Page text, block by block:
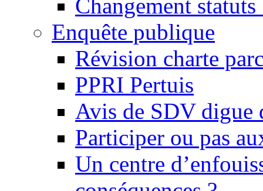
Changement
Enquête publique
Révision charte
PPRI Pertuis
Avis de SDV digue
Participer ou pas
Un centre